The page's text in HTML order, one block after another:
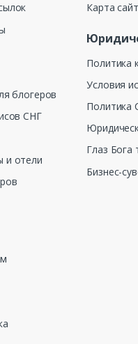
блогеров
СНГ
и отели
Карта
Политика
Условия
Политика
Глаз Бога
Бизнес-